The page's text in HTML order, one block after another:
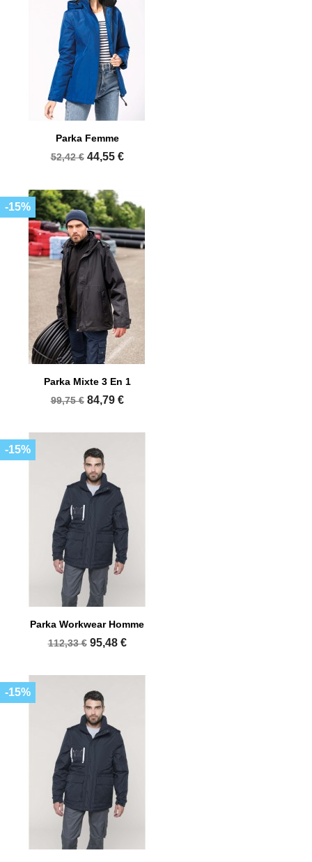
Parka Femme
52,42 € 44,55 €
Parka Mixte 3 En 1
99,75 € 84,79 €
-15%
Parka Workwear Homme
112,33 € 95,48 €
-15%
-15%